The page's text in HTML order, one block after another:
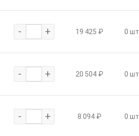
- + 19 425 ₽ 0 шт.
- + 20 504 ₽ 0 шт.
- + 8 094 ₽ 0 шт.